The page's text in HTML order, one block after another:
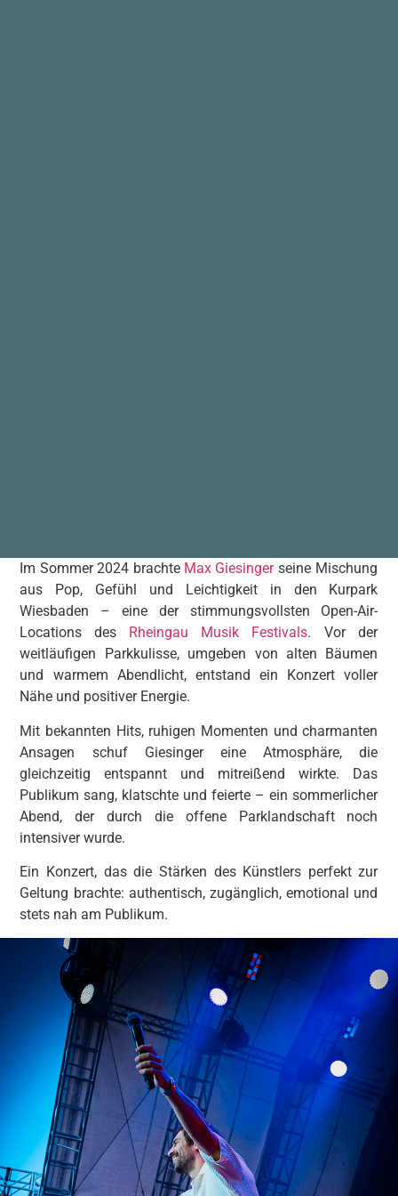
Im Sommer 2024 brachte Max Giesingerseine Mischung
aus Pop, Gefühl und Leichtigkeit in den Kurpark
Wiesbaden – eine der stimmungsvollsten Open-Air-
Locations des Rheingau Musik Festivals. Vor der
weitläufigen Parkkulisse, umgeben von alten Bäumen
und warmem Abendlicht, entstand ein Konzert voller
Nähe und positiver Energie.
Mit bekannten Hits, ruhigen Momenten und charmanten
Ansagen schuf Giesinger eine Atmosphäre, die
gleichzeitig entspannt und mitreißend wirkte. Das
Publikum sang, klatschte und feierte – ein sommerlicher
Abend, der durch die offene Parklandschaft noch
intensiver wurde.
Ein Konzert, das die Stärken des Künstlers perfekt zur
Geltung brachte: authentisch, zugänglich, emotional und
stets nah am Publikum.